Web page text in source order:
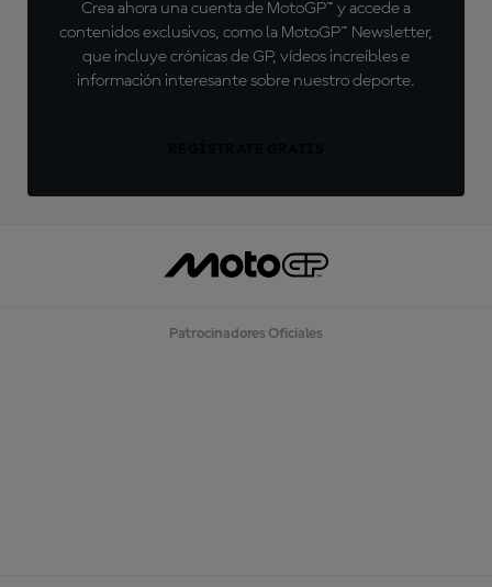
Crea ahora una cuenta de MotoGP™ y accede a
contenidos exclusivos, como la MotoGP™ Newsletter,
que incluye crónicas de GP, vídeos increíbles e
información interesante sobre nuestro deporte.
Patrocinadores Oficiales